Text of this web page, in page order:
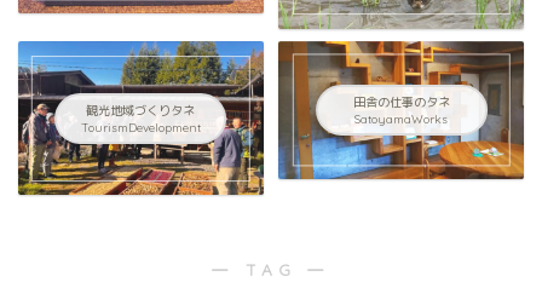
観光地域づくりタネ
TourismDevelopment
田舎の仕事のタネ
SatoyamaWorks
― TAG ―